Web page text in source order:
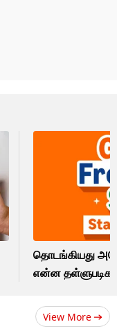
தொடங்கியது
என்ன
View More